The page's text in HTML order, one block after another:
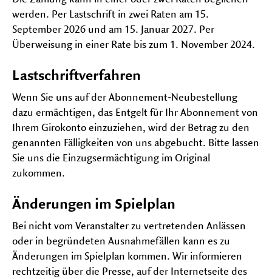
werden. Per Lastschrift in zwei Raten am 15.
September 2026 und am 15. Januar 2027. Per
Überweisung in einer Rate bis zum 1. November 2024.
Lastschriftverfahren
Wenn Sie uns auf der Abonnement-Neubestellung
dazu ermächtigen, das Entgelt für Ihr Abonnement von
Ihrem Girokonto einzuziehen, wird der Betrag zu den
genannten Fälligkeiten von uns abgebucht. Bitte lassen
Sie uns die Einzugsermächtigung im Original
zukommen.
Änderungen im Spielplan
Bei nicht vom Veranstalter zu vertretenden Anlässen
oder in begründeten Ausnahmefällen kann es zu
Änderungen im Spielplan kommen. Wir informieren
rechtzeitig über die Presse, auf der Internetseite des